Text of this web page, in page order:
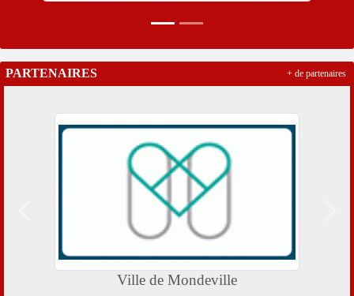
PARTENAIRES
Ville de Mondeville
+ de partenaires